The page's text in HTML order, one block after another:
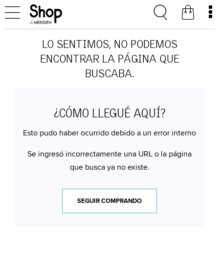
LO SENTIMOS, NO PODEMOS
ENCONTRAR LA PÁGINA QUE
BUSCABA.
¿CÓMO LLEGUÉ AQUÍ?
Esto pudo haber ocurrido debido a un error interno
Se ingresó incorrectamente una URL o la página
que busca ya no existe.
SEGUIR COMPRANDO